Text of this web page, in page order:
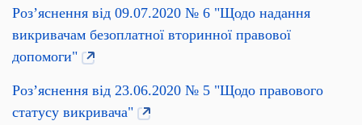
Роз’яснення від 09.07.2020 № 6 "Щодо надання
викривачам безоплатної вторинної правової
допомоги"
Роз’яснення від 23.06.2020 № 5 "Щодо правового
статусу викривача"